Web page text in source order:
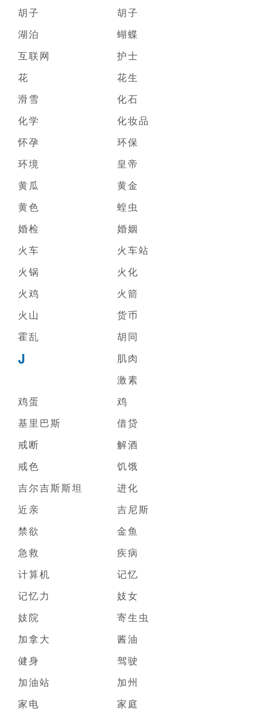
胡子
胡子
湖泊
蝴蝶
互联网
护士
花
花生
滑雪
化石
化学
化妆品
怀孕
环保
环境
皇帝
黄瓜
黄金
黄色
蝗虫
婚检
婚姻
火车
火车站
火锅
火化
火鸡
火箭
火山
货币
霍乱
胡同
J
肌肉
激素
鸡蛋
鸡
基里巴斯
借贷
戒断
解酒
戒色
饥饿
吉尔吉斯斯坦
进化
近亲
吉尼斯
禁欲
金鱼
急救
疾病
计算机
记忆
记忆力
妓女
妓院
寄生虫
加拿大
酱油
健身
驾驶
加油站
加州
家电
家庭